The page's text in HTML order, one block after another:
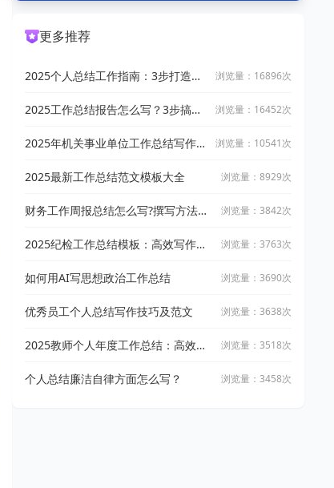
更多推荐
2025个人总结工作指南：3步打造高
浏览量：16896次
2025工作总结报告怎么写？3步搞定
浏览量：16452次
2025年机关事业单位工作总结写作指
浏览量：10541次
2025最新工作总结范文模板大全 浏览量：8929次
财务工作周报总结怎么写?撰写方法全
浏览量：3842次
2025纪检工作总结模板：高效写作与
浏览量：3763次
如何用AI写思想政治工作总结 浏览量：3690次
优秀员工个人总结写作技巧及范文 浏览量：3638次
2025教师个人年度工作总结：高效模
浏览量：3518次
个人总结廉洁自律方面怎么写？ 浏览量：3458次